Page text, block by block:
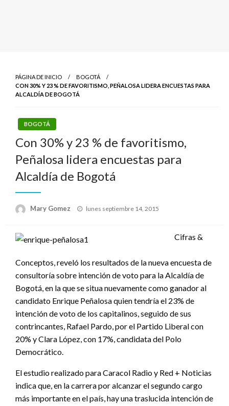
PÁGINA DE INICIO
BOGOTÁ
CON 30% Y 23 % DE FAVORITISMO, PEÑALOSA LIDERA ENCUESTAS PARA
ALCALDÍA DE BOGOTÁ
BOGOTÁ
Con 30% y 23 % de favoritismo,
Peñalosa lidera encuestas para
Alcaldía de Bogotá
Mary Gomez
Publicado
lunes septiembre 14, 2015
Cifras &
Conceptos, reveló los resultados de la nueva encuesta de
consultoría sobre intención de voto para la Alcaldía de
Bogotá, en la que se situa nuevamente como ganador al
candidato Enrique Peñalosa quien tendría el 23% de
intención de voto de los capitalinos, seguido de sus
contrincantes, Rafael Pardo, por el Partido Liberal con
20% y Clara López, con 17%, candidata del Polo
Democrático.
El estudio realizado para Caracol Radio y Red + Noticias
indica que, en la carrera por alcanzar el segundo cargo
más importante en el país, hay una traslucida intención de